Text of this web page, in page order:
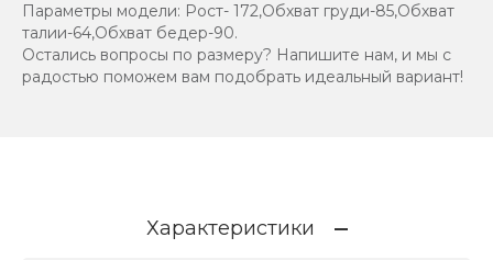
Параметры модели: Рост- 172,Обхват груди-85,Обхват
талии-64,Обхват бедер-90.
Остались вопросы по размеру? Напишите нам, и мы с
радостью поможем вам подобрать идеальный вариант!
Характеристики